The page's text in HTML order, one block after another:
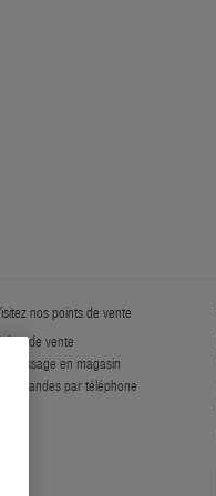
nos points de vente
de vente
Ramassage en magasin
Commandes par téléphone